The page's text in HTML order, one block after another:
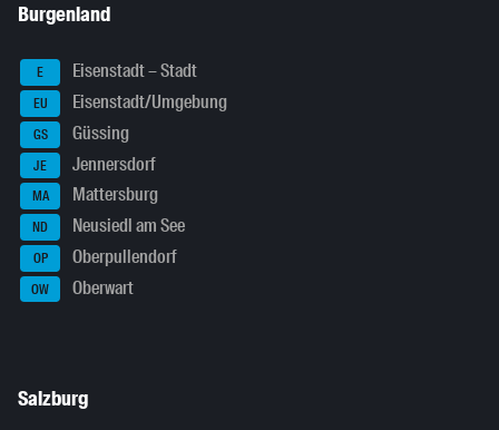
Burgenland
E Eisenstadt – Stadt
EU Eisenstadt/Umgebung
GS Güssing
JE Jennersdorf
MA Mattersburg
ND Neusiedl am See
OP Oberpullendorf
OW Oberwart
Salzburg